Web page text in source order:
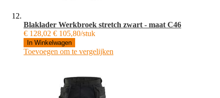
Blaklader Werkbroek stretch zwart - maat C46
€ 128,02 € 105,80/stuk
In Winkelwagen
Toevoegen om te vergelijken